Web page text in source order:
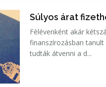
Súlyos árat
Félévenként akár
finanszírozásban
tudták átvenni a d...